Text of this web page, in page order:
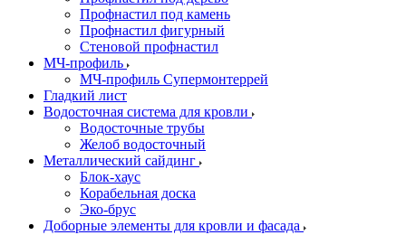
Профнастил под камень
Профнастил фигурный
Стеновой профнастил
МЧ-профиль
МЧ-профиль Супермонтеррей
Гладкий лист
Водосточная система для кровли
Водосточные трубы
Желоб водосточный
Металлический сайдинг
Блок-хаус
Корабельная доска
Эко-брус
Доборные элементы для кровли и фасада